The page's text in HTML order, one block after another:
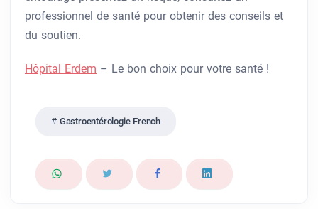
professionnel de santé pour obtenir des conseils et
du soutien.
Hôpital Erdem – Le bon choix pour votre santé !
Gastroentérologie French